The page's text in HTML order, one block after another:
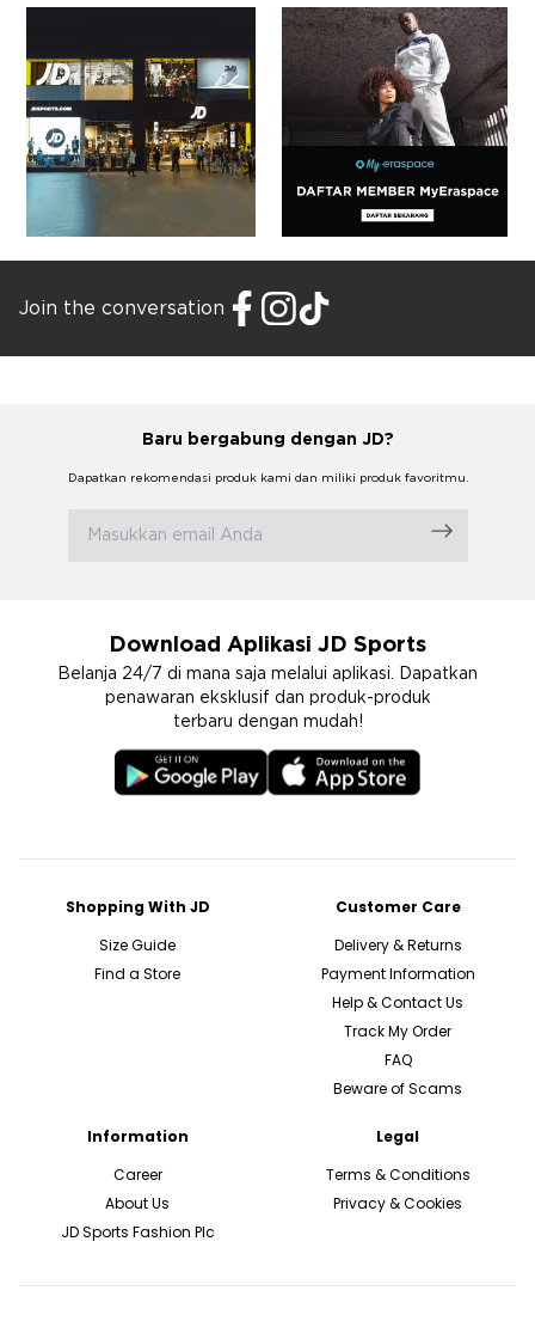
Join the conversation
Baru bergabung dengan JD?
Dapatkan rekomendasi produk kami dan miliki produk favoritmu.
Download Aplikasi JD Sports
Belanja 24/7 di mana saja melalui aplikasi. Dapatkan
penawaran eksklusif dan produk-produk
terbaru dengan mudah!
Shopping With JD
Size Guide
Find a Store
Customer Care
Delivery & Returns
Payment Information
Help & Contact Us
Track My Order
FAQ
Beware of Scams
Information
Career
About Us
JD Sports Fashion Plc
Legal
Terms & Conditions
Privacy & Cookies